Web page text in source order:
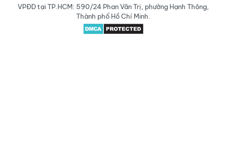
VPĐD tại TP.HCM: 590/24 Phan Văn Trị, phường Hạnh Thông,
Thành phố Hồ Chí Minh.